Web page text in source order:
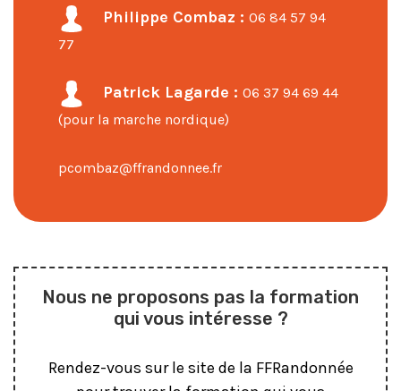
Philippe Combaz : 06 84 57 94
77
Patrick Lagarde : 06 37 94 69 44
(pour la marche nordique)
pcombaz@ffrandonnee.fr
Nous ne proposons pas la formation
qui vous intéresse ?
Rendez-vous sur le site de la FFRandonnée